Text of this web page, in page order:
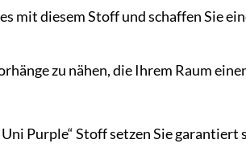
mit diesem Stoff und schaffen Sie
zu nähen, die Ihrem Raum
Purple“ Stoff setzen Sie